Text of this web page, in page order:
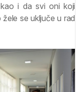
i da svi oni koji
se uključe u rad